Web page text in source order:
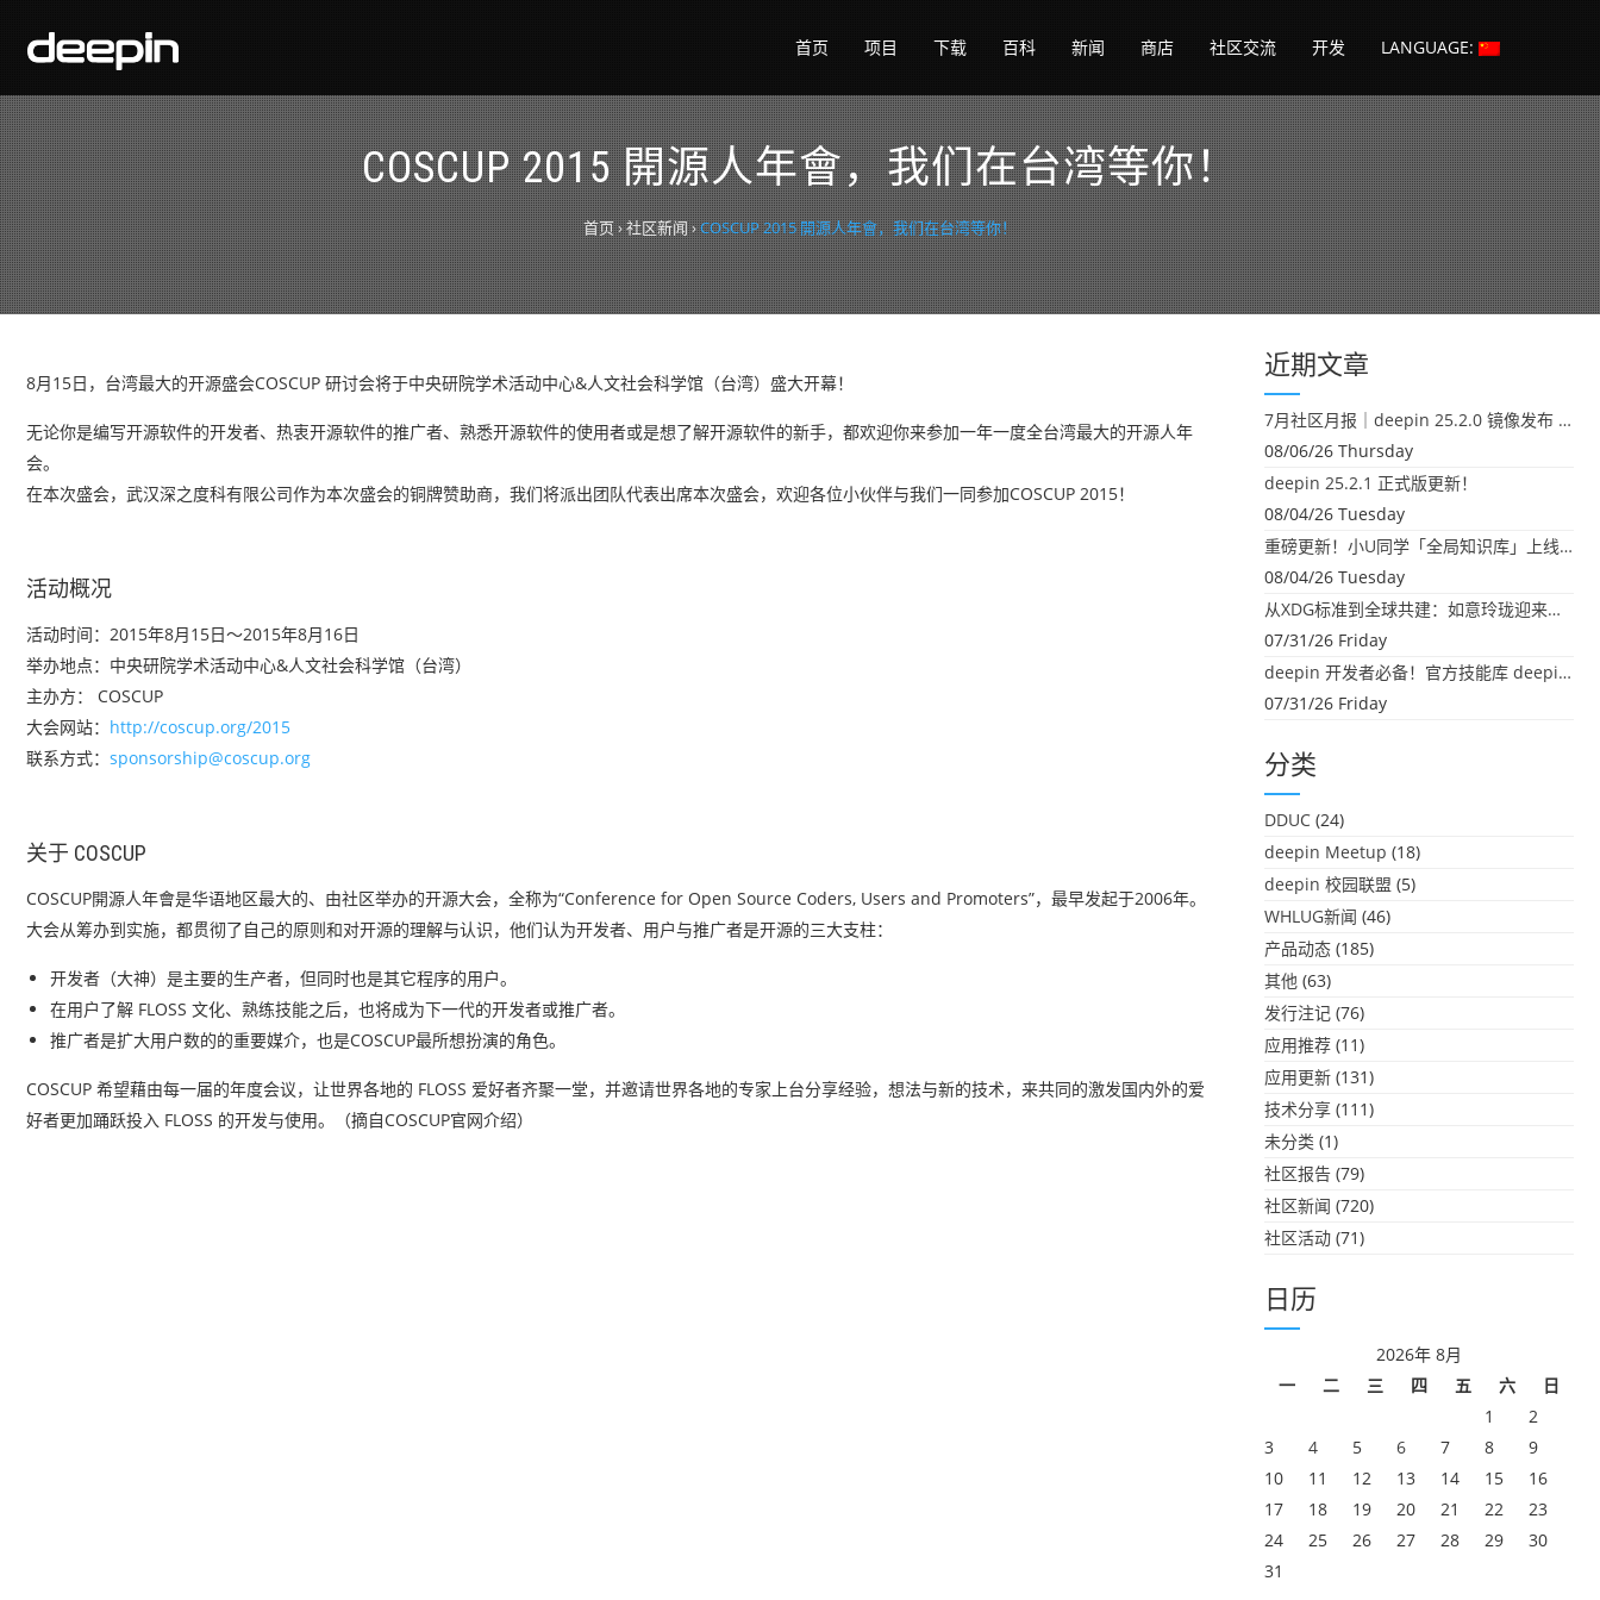
首页 项目 下载 百科 新闻 商店 社区交流 开发 LANGUAGE:
COSCUP 2015 開源人年會，我们在台湾等你！
首页 ›社区新闻 ›COSCUP 2015 開源人年會，我们在台湾等你！
8月15日，台湾最大的开源盛会COSCUP 研讨会将于中央研院学术活动中心&人文社会科学馆（台湾）盛大开幕！
无论你是编写开源软件的开发者、热衷开源软件的推广者、熟悉开源软件的使用者或是想了解开源软件的新手，都欢迎你来参加一年一度全台湾最大的开源人年
会。
在本次盛会，武汉深之度科有限公司作为本次盛会的铜牌赞助商，我们将派出团队代表出席本次盛会，欢迎各位小伙伴与我们一同参加COSCUP 2015！
活动概况
活动时间：2015年8月15日～2015年8月16日
举办地点：中央研院学术活动中心&人文社会科学馆（台湾）
主办方： COSCUP
大会网站： http://coscup.org/2015
联系方式： sponsorship@coscup.org
关于 COSCUP
COSCUP開源人年會是华语地区最大的、由社区举办的开源大会，全称为“Conference for Open Source Coders, Users and Promoters”，最早发起于2006年。
大会从筹办到实施，都贯彻了自己的原则和对开源的理解与认识，他们认为开发者、用户与推广者是开源的三大支柱：
开发者（大神）是主要的生产者，但同时也是其它程序的用户。
在用户了解 FLOSS 文化、熟练技能之后，也将成为下一代的开发者或推广者。
推广者是扩大用户数的的重要媒介，也是COSCUP最所想扮演的角色。
COSCUP 希望藉由每一届的年度会议，让世界各地的 FLOSS 爱好者齐聚一堂，并邀请世界各地的专家上台分享经验，想法与新的技术，来共同的激发国内外的爱
好者更加踊跃投入 FLOSS 的开发与使用。（摘自COSCUP官网介绍）
近期文章
7月社区月报｜deepin 25.2.0 镜像发布 & 小U同学定时任务上线
08/06/26 Thursday
deepin 25.2.1 正式版更新！
08/04/26 Tuesday
重磅更新！小U同学「全局知识库」上线：你的本地文件，终于"活"起来了
08/04/26 Tuesday
从XDG标准到全球共建：如意玲珑迎来首个海外开源贡献
07/31/26 Friday
deepin 开发者必备！官方技能库 deepin-skills 正式开源
07/31/26 Friday
分类
DDUC (24)
deepin Meetup (18)
deepin 校园联盟 (5)
WHLUG新闻 (46)
产品动态 (185)
其他 (63)
发行注记 (76)
应用推荐 (11)
应用更新 (131)
技术分享 (111)
未分类 (1)
社区报告 (79)
社区新闻 (720)
社区活动 (71)
日历
2026年 8月
一
二 三 四 五 六
日
1
2
3
4 5 6 7 8
9
10
11 12 13 14 15
16
17
18 19 20 21 22
23
24
25 26 27 28 29
30
31